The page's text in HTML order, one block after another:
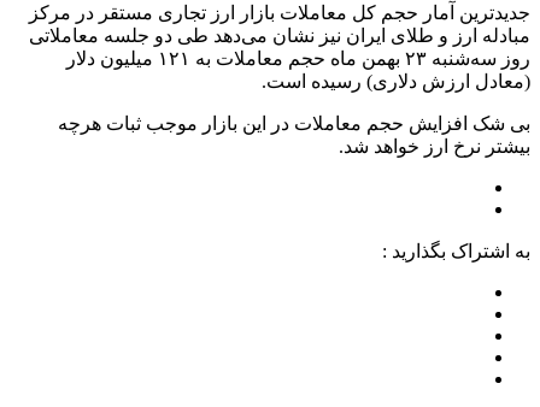
جدیدترین آمار حجم کل معاملات بازار ارز تجاری مستقر در مرکز
مبادله ارز و طلای ایران نیز نشان می‌دهد طی دو جلسه معاملاتی
روز سه‌شنبه ۲۳ بهمن ماه حجم معاملات به ۱۲۱ میلیون دلار
(معادل ارزش دلاری) رسیده است.
بی شک افزایش حجم معاملات در این بازار موجب ثبات هرچه
بیشتر نرخ ارز خواهد شد.
به اشتراک بگذارید :